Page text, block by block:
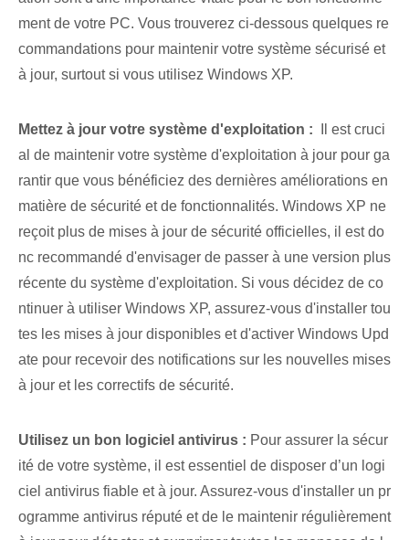
ment de votre PC. Vous trouverez ci-dessous quelques re
commandations pour maintenir votre système sécurisé et
à jour, surtout si vous utilisez Windows XP.
Mettez à jour votre système d'exploitation : ⁤ Il est cruci
al de maintenir votre système d'exploitation à jour pour ga
rantir que vous bénéficiez des dernières améliorations en
matière de sécurité et de fonctionnalités. Windows XP ne
reçoit plus de mises à jour de sécurité officielles, il est do
nc recommandé d'envisager de passer à une version plus
récente du système d'exploitation. Si vous décidez de co
ntinuer à utiliser Windows XP, assurez-vous d'installer tou
tes les mises à jour disponibles et d'activer Windows Upd
ate pour recevoir des notifications sur les nouvelles mises
à jour et les correctifs de sécurité.
Utilisez un bon logiciel antivirus : Pour assurer la sécur
ité de votre système, il est essentiel de disposer d’un logi
ciel antivirus fiable et à jour. Assurez-vous d'installer un pr
ogramme antivirus réputé et de le maintenir régulièrement